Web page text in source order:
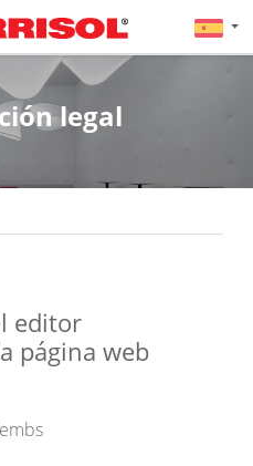
legal
editor
página web